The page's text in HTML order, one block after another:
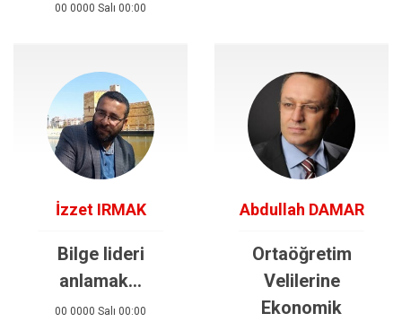
00 0000 Salı 00:00
İzzet IRMAK
Bilge lideri
anlamak…
00 0000 Salı 00:00
Abdullah DAMAR
Ortaöğretim
Velilerine
Ekonomik